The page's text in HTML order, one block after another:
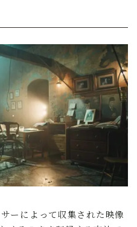
ーによって収集された映像